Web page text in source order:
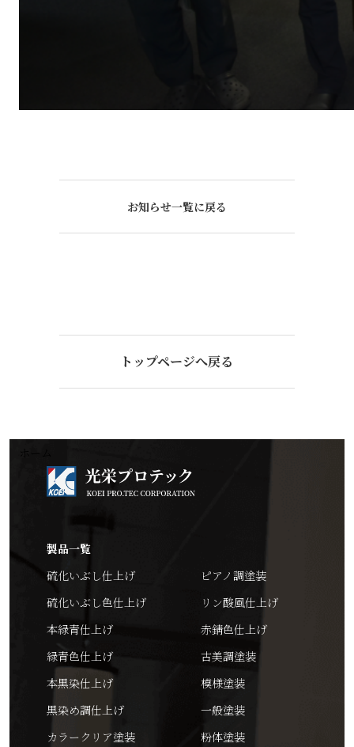
お知らせ一覧に戻る
トップページへ戻る
製品一覧
硫化いぶし仕上げ
硫化いぶし色仕上げ
本緑青仕上げ
緑青色仕上げ
本黒染仕上げ
黒染め調仕上げ
カラークリア塗装
ピアノ調塗装
リン酸風仕上げ
赤錆色仕上げ
古美調塗装
模様塗装
一般塗装
粉体塗装